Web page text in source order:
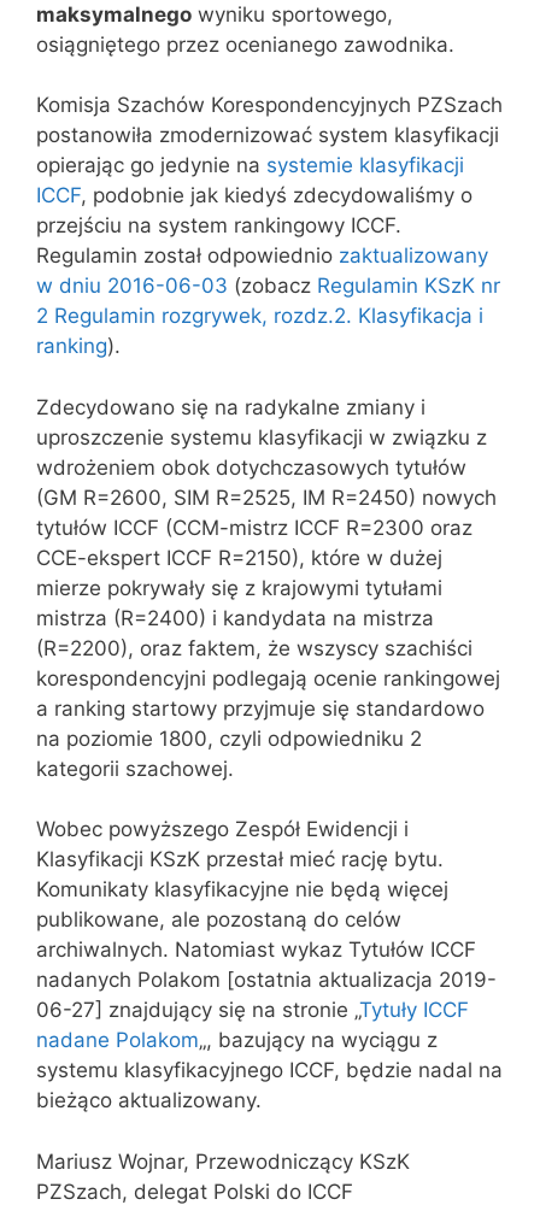
maksymalnego wyniku sportowego,
osiągniętego przez ocenianego zawodnika.
Komisja Szachów Korespondencyjnych PZSzach
postanowiła zmodernizować system klasyfikacji
opierając go jedynie na systemie klasyfikacji
ICCF, podobnie jak kiedyś zdecydowaliśmy o
przejściu na system rankingowy ICCF.
Regulamin został odpowiednio zaktualizowany
w dniu 2016-06-03 (zobacz Regulamin KSzK nr
2 Regulamin rozgrywek, rozdz.2. Klasyfikacja i
ranking).
Zdecydowano się na radykalne zmiany i
uproszczenie systemu klasyfikacji w związku z
wdrożeniem obok dotychczasowych tytułów
(GM R=2600, SIM R=2525, IM R=2450) nowych
tytułów ICCF (CCM-mistrz ICCF R=2300 oraz
CCE-ekspert ICCF R=2150), które w dużej
mierze pokrywały się z krajowymi tytułami
mistrza (R=2400) i kandydata na mistrza
(R=2200), oraz faktem, że wszyscy szachiści
korespondencyjni podlegają ocenie rankingowej
a ranking startowy przyjmuje się standardowo
na poziomie 1800, czyli odpowiedniku 2
kategorii szachowej.
Wobec powyższego Zespół Ewidencji i
Klasyfikacji KSzK przestał mieć rację bytu.
Komunikaty klasyfikacyjne nie będą więcej
publikowane, ale pozostaną do celów
archiwalnych. Natomiast wykaz Tytułów ICCF
nadanych Polakom [ostatnia aktualizacja 2019-
06-27] znajdujący się na stronie „Tytuły ICCF
nadane Polakom„, bazujący na wyciągu z
systemu klasyfikacyjnego ICCF, będzie nadal na
bieżąco aktualizowany.
Mariusz Wojnar, Przewodniczący KSzK
PZSzach, delegat Polski do ICCF